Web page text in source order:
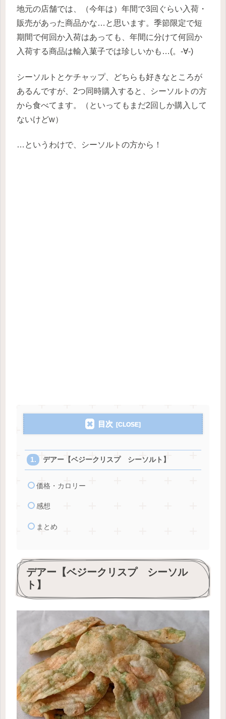
地元の店舗では、（今年は）年間で3回ぐらい入荷・
販売があった商品かな…と思います。季節限定で短
期間で何回か入荷はあっても、年間に分けて何回か
入荷する商品は輸入菓子では珍しいかも…(。-∀-)
シーソルトとケチャップ、どちらも好きなところが
あるんですが、2つ同時購入すると、シーソルトの方
から食べてます。（といってもまだ2回しか購入して
ないけどw）
…というわけで、シーソルトの方から！
目次
デアー【ベジークリスプ シーソルト】
価格・カロリー
感想
まとめ
デアー【ベジークリスプ シーソル
ト】